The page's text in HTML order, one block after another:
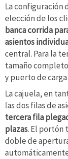
La configuración
elección de los
banca corrida
asientos
central. Para la
tamaño
y puerto de carga
La cajuela, en
las dos filas de
tercera fila
plazas. El portón
doble de